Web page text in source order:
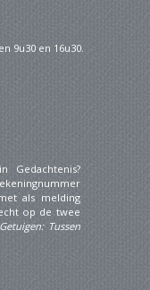
9u30 en 16u30.
als melding
op de twee
Getuigen: Tussen